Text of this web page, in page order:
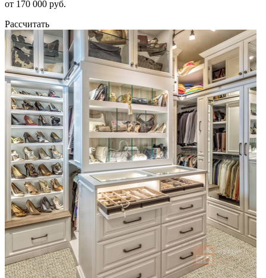
от 170 000 руб.
Рассчитать